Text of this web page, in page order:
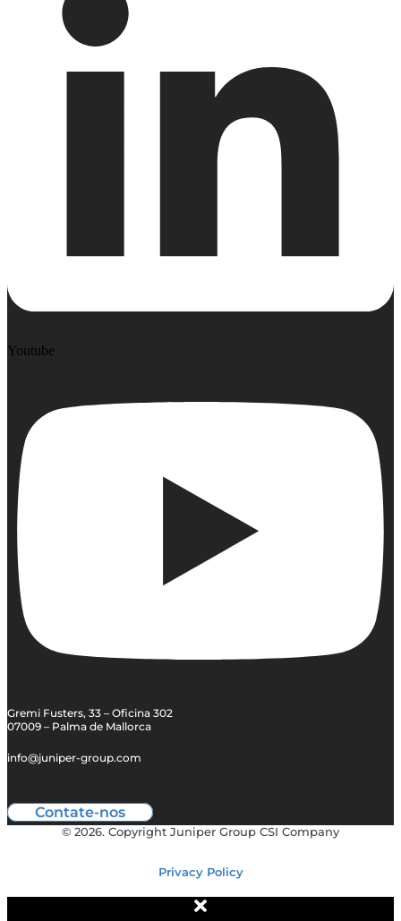
Youtube
Gremi Fusters, 33 – Oficina 302
07009 – Palma de Mallorca
info@juniper-group.com
Contate-nos
© 2026. Copyright Juniper Group CSI Company
Privacy Policy